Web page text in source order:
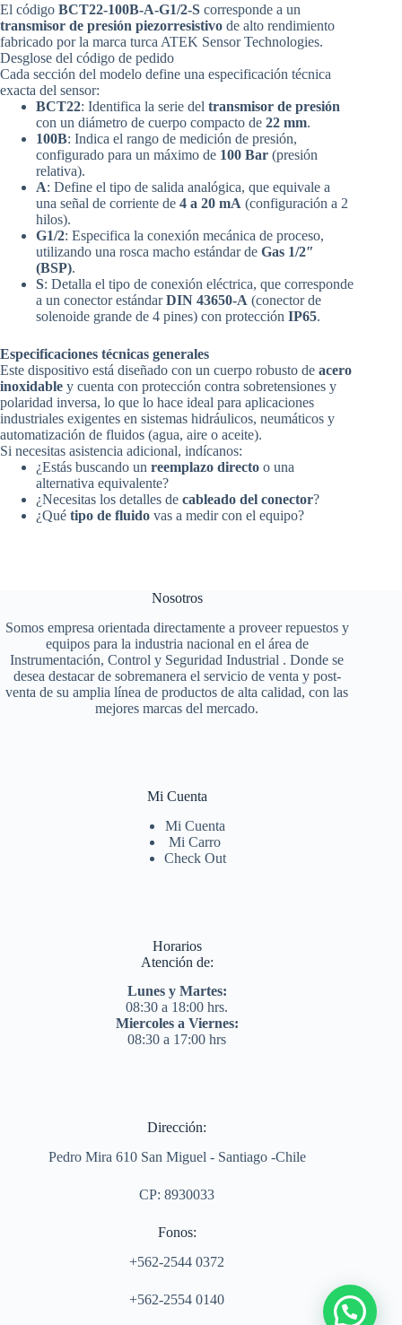
El código BCT22-100B-A-G1/2-S corresponde a un
transmisor de presión piezorresistivo de alto rendimiento
fabricado por la marca turca ATEK Sensor Technologies.
Desglose del código de pedido
Cada sección del modelo define una especificación técnica
exacta del sensor:
BCT22: Identifica la serie del transmisor de presión
con un diámetro de cuerpo compacto de 22 mm.
100B: Indica el rango de medición de presión,
configurado para un máximo de 100 Bar (presión
relativa).
A: Define el tipo de salida analógica, que equivale a
una señal de corriente de 4 a 20 mA (configuración a 2
hilos).
G1/2: Especifica la conexión mecánica de proceso,
utilizando una rosca macho estándar de Gas 1/2″
(BSP).
S: Detalla el tipo de conexión eléctrica, que corresponde
a un conector estándarDIN 43650-A (conector de
solenoide grande de 4 pines) con protección IP65.
Especificaciones técnicas generales
Este dispositivo está diseñado con un cuerpo robusto de acero
inoxidable y cuenta con protección contra sobretensiones y
polaridad inversa, lo que lo hace ideal para aplicaciones
industriales exigentes en sistemas hidráulicos, neumáticos y
automatización de fluidos (agua, aire o aceite).
Si necesitas asistencia adicional, indícanos:
¿Estás buscando un reemplazo directo o una
alternativa equivalente?
¿Necesitas los detalles de cableado del conector?
¿Qué tipo de fluido vas a medir con el equipo?
Nosotros
Somos empresa orientada directamente a proveer repuestos y
equipos para la industria nacional en el área de
Instrumentación, Control y Seguridad Industrial . Donde se
desea destacar de sobremanera el servicio de venta y post-
venta de su amplia línea de productos de alta calidad, con las
mejores marcas del mercado.
Mi Cuenta
Mi Cuenta
Mi Carro
Check Out
Horarios
Atención de:
Lunes y Martes:
08:30 a 18:00 hrs.
Miercoles a Viernes:
08:30 a 17:00 hrs
Dirección:
Pedro Mira 610 San Miguel - Santiago -Chile
CP: 8930033
Fonos:
+562-2544 0372
+562-2554 0140